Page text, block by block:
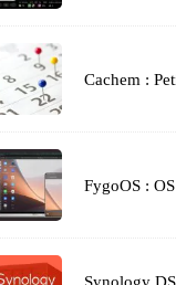
Cachem :
FygoOS :